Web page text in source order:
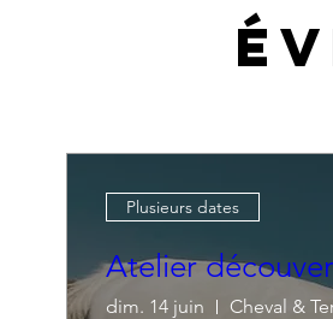
Plusieurs dates
Atelier
dim. 14 juin Cheval &